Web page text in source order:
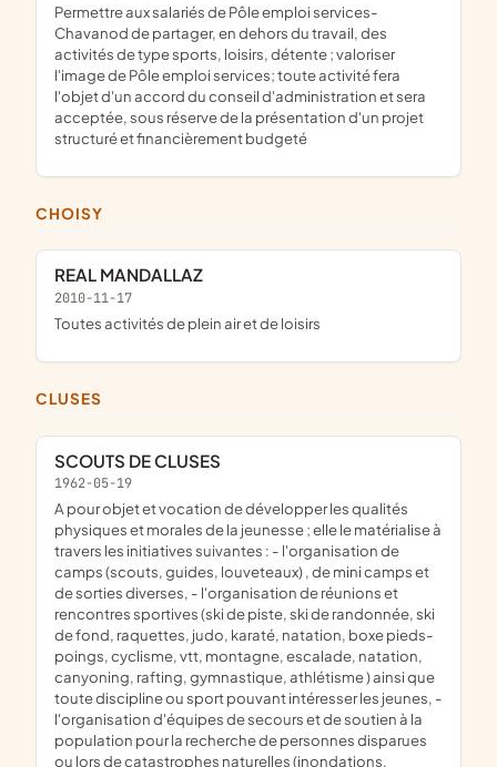
permettre aux salariés de Pôle emploi services-
Chavanod de partager, en dehors du travail, des
activités de type sports, loisirs, détente ; valoriser
l'image de Pôle emploi services; toute activité fera
l'objet d'un accord du conseil d'administration et sera
acceptée, sous réserve de la présentation d'un projet
structuré et financièrement budgeté
CHOISY
REAL MANDALLAZ
2010-11-17
toutes activités de plein air et de loisirs
CLUSES
SCOUTS DE CLUSES
1962-05-19
a pour objet et vocation de développer les qualités
physiques et morales de la jeunesse ; elle le matérialise à
travers les initiatives suivantes : - l'organisation de
camps (scouts, guides, louveteaux) , de mini camps et
de sorties diverses, - l'organisation de réunions et
rencontres sportives (ski de piste, ski de randonnée, ski
de fond, raquettes, judo, karaté, natation, boxe pieds-
poings, cyclisme, vtt, montagne, escalade, natation,
canyoning, rafting, gymnastique, athlétisme ) ainsi que
toute discipline ou sport pouvant intéresser les jeunes, -
l'organisation d'équipes de secours et de soutien à la
population pour la recherche de personnes disparues
ou lors de catastrophes naturelles (inondations,